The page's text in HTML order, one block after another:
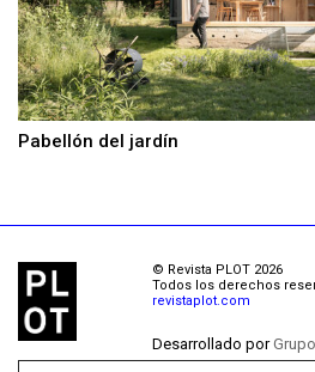
Pabellón del jardín
© Revista PLOT 2026
Todos los derechos
revistaplot.com
Desarrollado por